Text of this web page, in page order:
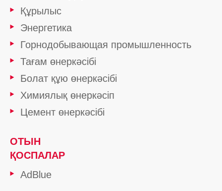
Құрылыс
Энергетика
Горнодобывающая промышленность
Тағам өнеркәсібі
Болат құю өнеркәсібі
Химиялық өнеркәсіп
Цемент өнеркәсібі
ОТЫН
ҚОСПАЛАР
AdBlue